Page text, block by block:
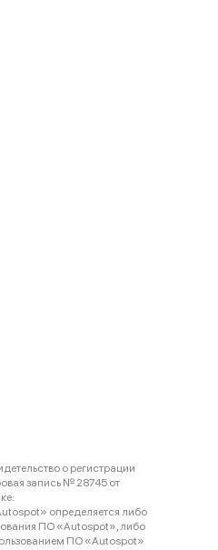
о регистрации
запись № 28745 от
определяется либо
ПО «Autospot», либо
ПО «Autospot»